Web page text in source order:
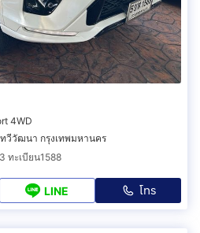
4WD
ทวีวัฒนา กรุงเทพมหานคร
ทะเบียน1588
LINE โทร